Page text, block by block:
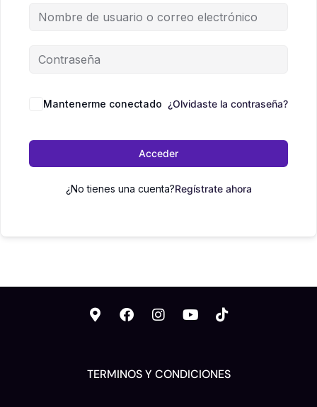
Mantenerme conectado ¿Olvidaste la contraseña?
Acceder
¿No tienes una cuenta?Regístrate ahora
TERMINOS Y CONDICIONES